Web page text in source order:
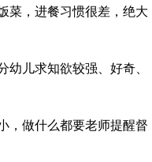
菜，进餐习惯很差，绝大
儿求知欲较强、好奇、
，做什么都要老师提醒督